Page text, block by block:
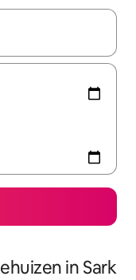
maak je een keuze
in Sark